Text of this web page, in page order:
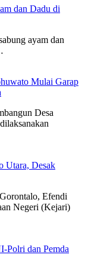
dan Dadu di
ayam dan
Mulai Garap
Desa
Utara, Desak
Efendi
Negeri (Kejari)
dan Pemda